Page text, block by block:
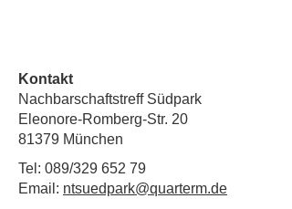
Kontakt
Nachbarschaftstreff Südpark
Eleonore-Romberg-Str. 20
81379 München
Tel: 089/329 652 79
Email: ntsuedpark@quarterm.de